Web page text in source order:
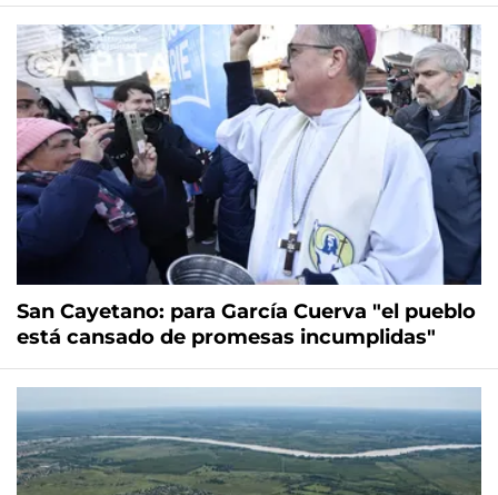
San Cayetano: para García Cuerva "el pueblo
está cansado de promesas incumplidas"